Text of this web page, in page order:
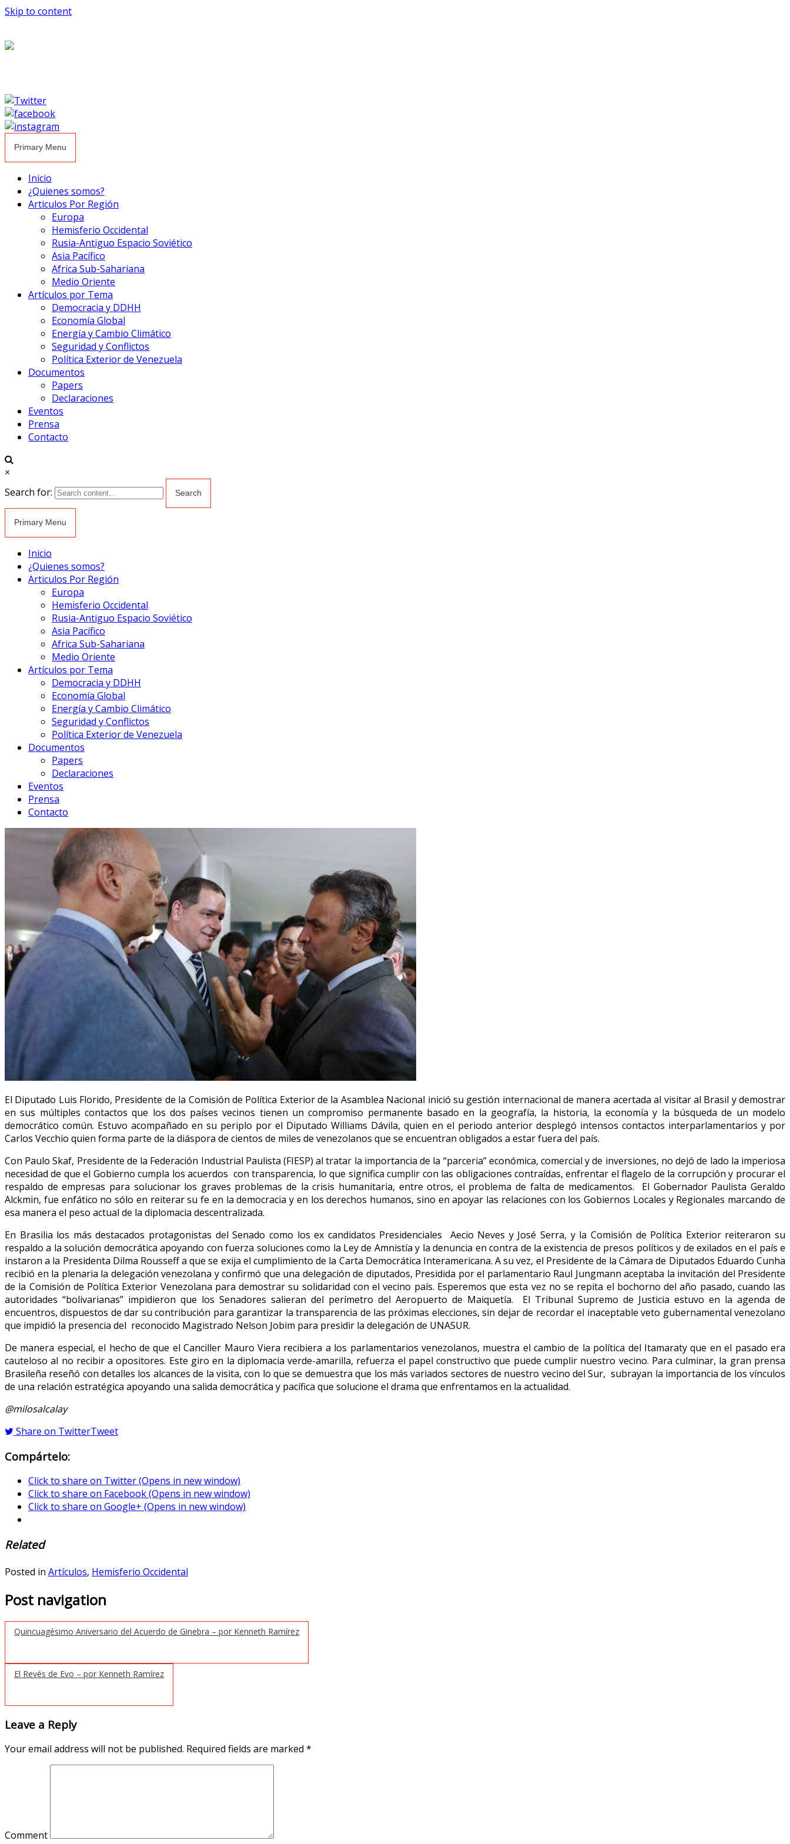
Skip to content
Primary Menu
Inicio
¿Quienes somos?
Articulos Por Región
Europa
Hemisferio Occidental
Rusia-Antiguo Espacio Soviético
Asia Pacífico
Africa Sub-Sahariana
Medio Oriente
Artículos por Tema
Democracia y DDHH
Economía Global
Energía y Cambio Climático
Seguridad y Conflictos
Política Exterior de Venezuela
Documentos
Papers
Declaraciones
Eventos
Prensa
Contacto
×
Search for:
Primary Menu
Inicio
¿Quienes somos?
Articulos Por Región
Europa
Hemisferio Occidental
Rusia-Antiguo Espacio Soviético
Asia Pacífico
Africa Sub-Sahariana
Medio Oriente
Artículos por Tema
Democracia y DDHH
Economía Global
Energía y Cambio Climático
Seguridad y Conflictos
Política Exterior de Venezuela
Documentos
Papers
Declaraciones
Eventos
Prensa
Contacto
El Diputado Luis Florido, Presidente de la Comisión de Política Exterior de la Asamblea Nacional inició su gestión internacional de manera acertada al visitar al Brasil y demostrar
en sus múltiples contactos que los dos países vecinos tienen un compromiso permanente basado en la geografía, la historia, la economía y la búsqueda de un modelo
democrático común. Estuvo acompañado en su periplo por el Diputado Williams Dávila, quien en el periodo anterior desplegó intensos contactos interparlamentarios y por
Carlos Vecchio quien forma parte de la diáspora de cientos de miles de venezolanos que se encuentran obligados a estar fuera del país.
Con Paulo Skaf, Presidente de la Federación Industrial Paulista (FIESP) al tratar la importancia de la “parceria” económica, comercial y de inversiones, no dejó de lado la imperiosa
necesidad de que el Gobierno cumpla los acuerdos con transparencia, lo que significa cumplir con las obligaciones contraídas, enfrentar el flagelo de la corrupción y procurar el
respaldo de empresas para solucionar los graves problemas de la crisis humanitaria, entre otros, el problema de falta de medicamentos. El Gobernador Paulista Geraldo
Alckmin, fue enfático no sólo en reiterar su fe en la democracia y en los derechos humanos, sino en apoyar las relaciones con los Gobiernos Locales y Regionales marcando de
esa manera el peso actual de la diplomacia descentralizada.
En Brasilia los más destacados protagonistas del Senado como los ex candidatos Presidenciales Aecio Neves y José Serra, y la Comisión de Política Exterior reiteraron su
respaldo a la solución democrática apoyando con fuerza soluciones como la Ley de Amnistía y la denuncia en contra de la existencia de presos políticos y de exilados en el país e
instaron a la Presidenta Dilma Rousseff a que se exija el cumplimiento de la Carta Democrática Interamericana. A su vez, el Presidente de la Cámara de Diputados Eduardo Cunha
recibió en la plenaria la delegación venezolana y confirmó que una delegación de diputados, Presidida por el parlamentario Raul Jungmann aceptaba la invitación del Presidente
de la Comisión de Política Exterior Venezolana para demostrar su solidaridad con el vecino país. Esperemos que esta vez no se repita el bochorno del año pasado, cuando las
autoridades “bolivarianas” impidieron que los Senadores salieran del perímetro del Aeropuerto de Maiquetía. El Tribunal Supremo de Justicia estuvo en la agenda de
encuentros, dispuestos de dar su contribución para garantizar la transparencia de las próximas elecciones, sin dejar de recordar el inaceptable veto gubernamental venezolano
que impidió la presencia del reconocido Magistrado Nelson Jobim para presidir la delegación de UNASUR.
De manera especial, el hecho de que el Canciller Mauro Viera recibiera a los parlamentarios venezolanos, muestra el cambio de la política del Itamaraty que en el pasado era
cauteloso al no recibir a opositores. Este giro en la diplomacia verde-amarilla, refuerza el papel constructivo que puede cumplir nuestro vecino. Para culminar, la gran prensa
Brasileña reseñó con detalles los alcances de la visita, con lo que se demuestra que los más variados sectores de nuestro vecino del Sur, subrayan la importancia de los vínculos
de una relación estratégica apoyando una salida democrática y pacífica que solucione el drama que enfrentamos en la actualidad.
@milosalcalay
Share on TwitterTweet
Compártelo:
Click to share on Twitter (Opens in new window)
Click to share on Facebook (Opens in new window)
Click to share on Google+ (Opens in new window)
Related
Posted in Artículos, Hemisferio Occidental
Post navigation
Quincuagésimo Aniversario del Acuerdo de Ginebra – por Kenneth Ramírez
El Revés de Evo – por Kenneth Ramírez
Leave a Reply
Your email address will not be published. Required fields are marked *
Comment